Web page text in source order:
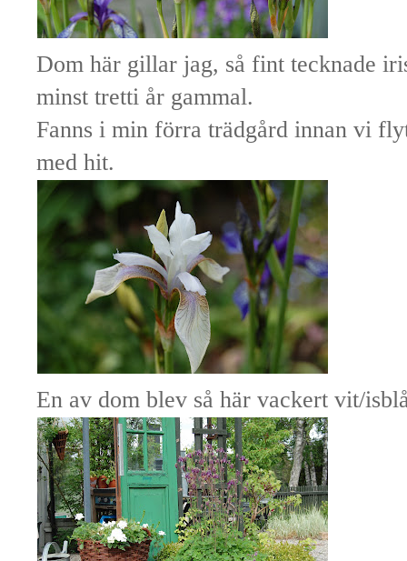
Dom här gillar jag, så fint tecknade
minst tretti år gammal.
Fanns i min förra trädgård innan vi
med hit.
En av dom blev så här vackert vit/